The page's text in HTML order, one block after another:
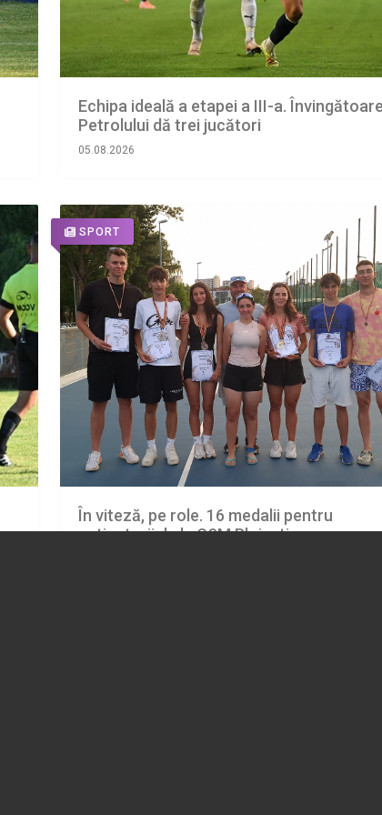
Echipa ideală a etapei a III-a.
Petrolului dă trei jucători
05.08.2026
SPORT
În viteză, pe role. 16 medalii pentru
patinatorii de la CSM Ploiești